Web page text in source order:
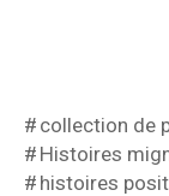
collection de
Histoires
histoires